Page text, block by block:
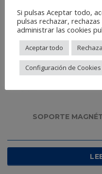
SOPORTE
Si pulsas Aceptar todo,
pulsas rechazar,
administrar las cookies
Aceptar todo
Configuración de Cookies